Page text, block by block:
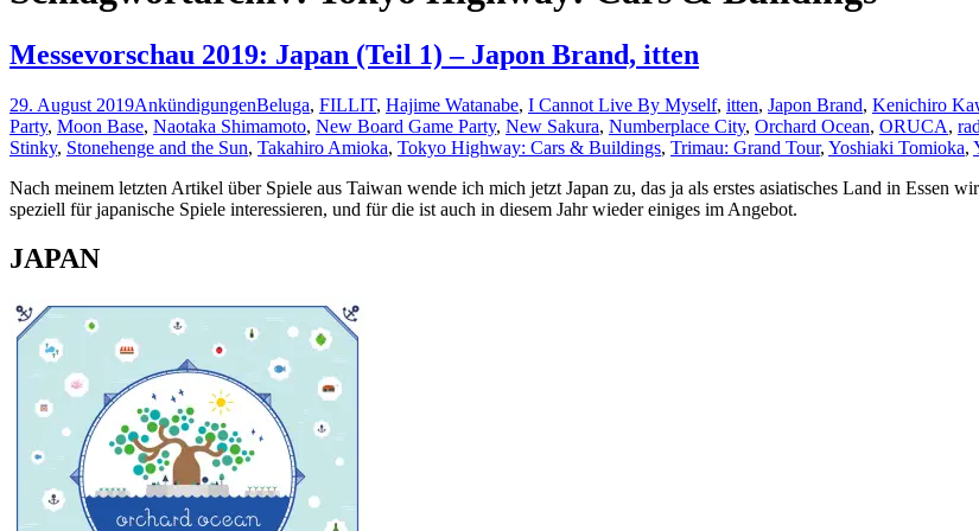
Messevorschau 2019: Japan (Teil 1) – Japon Brand, itten
29. August 2019AnkündigungenBeluga, FILLIT, Hajime Watanabe, I Cannot Live By Myself, itten, Japon Brand, Kenichiro
Party, Moon Base, Naotaka Shimamoto, New Board Game Party, New Sakura, Numberplace City, Orchard Ocean, ORUCA,
Stinky, Stonehenge and the Sun, Takahiro Amioka, Tokyo Highway: Cars & Buildings, Trimau: Grand Tour, Yoshiaki Tomioka,
Nach meinem letzten Artikel über Spiele aus Taiwan wende ich mich jetzt Japan zu, das ja als erstes asiatisches Land in Essen
speziell für japanische Spiele interessieren, und für die ist auch in diesem Jahr wieder einiges im Angebot.
JAPAN